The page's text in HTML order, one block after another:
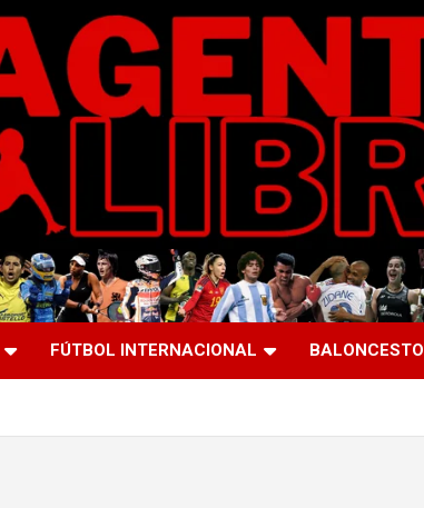
FÚTBOL INTERNACIONAL BALONCESTO